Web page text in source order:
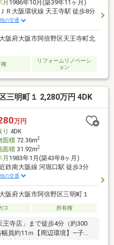
月 1986年10月(築39年11ヶ月)
ＪＲ大阪環状線 天王寺駅 徒歩8分
の交通
大阪府大阪市阿倍野区天王寺町北
権
リフォームリノベーシ
ョン
三明町１ 2,280万円 4DK
万円
り 4DK
面積72.36m2
面積31.92m2
月 1983年1月(築43年8ヶ月)
鉄南大阪線 河堀口駅 徒歩3分
の交通
大阪府大阪市阿倍野区三明町１
ス 所有権
寺店」まで徒歩4分（約300
員約11ｍ【周辺環境】―子育
立常盤小学校 約500ｍ・大阪